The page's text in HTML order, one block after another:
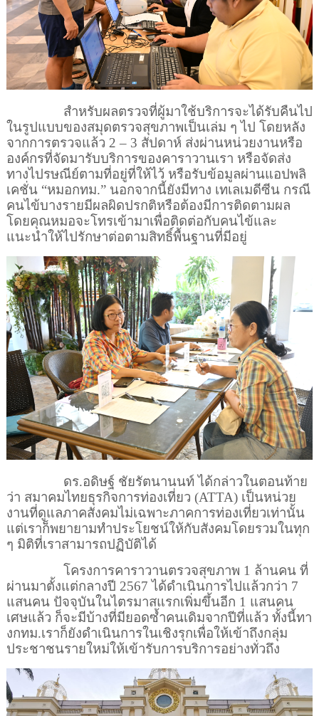
สำหรับผลตรวจที่ผู้มาใช้บริการจะได้รับคืนไป
ในรูปแบบของสมุดตรวจสุขภาพเป็นเล่ม ๆ ไป โดยหลัง
จากการตรวจแล้ว 2 – 3 สัปดาห์ ส่งผ่านหน่วยงานหรือ
องค์กรที่จัดมารับบริการของคาราวานเรา หรือจัดส่ง
ทางไปรษณีย์ตามที่อยู่ที่ให้ไว้ หรือรับข้อมูลผ่านแอปพลิ
เคชั่น “หมอกทม.” นอกจากนี้ยังมีทาง เทเลเมดีซีน กรณี
คนไข้บางรายมีผลผิดปรกติหรือต้องมีการติดตามผล
โดยคุณหมอจะโทรเข้ามาเพื่อติดต่อกับคนไข้และ
แนะนำให้ไปรักษาต่อตามสิทธิ์พื้นฐานที่มีอยู่
ดร.อดิษฐ์ ชัยรัตนานนท์ ได้กล่าวในตอนท้าย
ว่า สมาคมไทยธุรกิจการท่องเที่ยว (ATTA)เป็นหน่วย
งานที่ดูแลภาคสังคมไม่เฉพาะภาคการท่องเที่ยวเท่านั้น
แต่เราก็พยายามทำประโยชน์ให้กับสังคมโดยรวมในทุก
ๆ มิติที่เราสามารถปฏิบัติได้
โครงการคาราวานตรวจสุขภาพ 1 ล้านคน ที่
ผ่านมาตั้งแต่กลางปี 2567ได้ดำเนินการไปแล้วกว่า 7
แสนคน ปัจจุบันในไตรมาสแรกเพิ่มขึ้นอีก 1 แสนคน
เศษแล้ว ก็จะมีบ้างที่มียอดซ้ำคนเดิมจากปีที่แล้ว ทั้งนี้ทา
งกทม.เราก็ยังดำเนินการในเชิงรุกเพื่อให้เข้าถึงกลุ่ม
ประชาชนรายใหม่ให้เข้ารับการบริการอย่างทั่วถึง